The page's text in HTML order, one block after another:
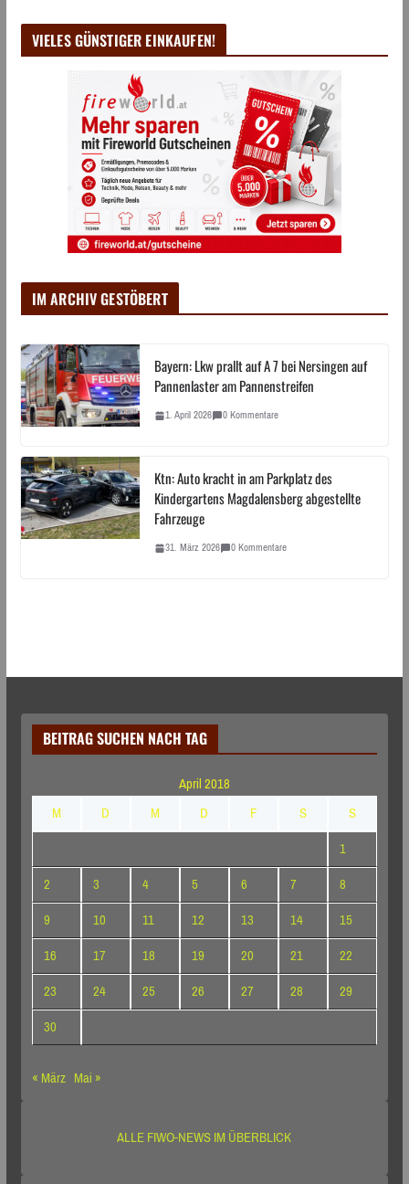
VIELES GÜNSTIGER EINKAUFEN!
IM ARCHIV GESTÖBERT
Bayern: Lkw prallt auf A 7 bei Nersingen auf
Pannenlaster am Pannenstreifen
1. April 2026 0 Kommentare
Ktn: Auto kracht in am Parkplatz des
Kindergartens Magdalensberg abgestellte
Fahrzeuge
31. März 2026 0 Kommentare
BEITRAG SUCHEN NACH TAG
April 2018
M
D M D F S
S
1
2
3 4 5 6 7
8
9
10 11 12 13 14
15
16
17 18 19 20 21
22
23
24 25 26 27 28
29
30
« März Mai »
ALLE FIWO-NEWS IM ÜBERBLICK